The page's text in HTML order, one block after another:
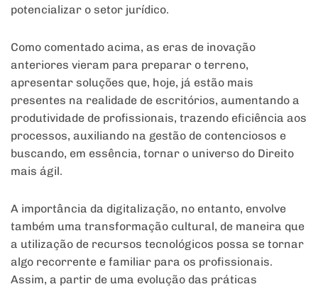
potencializar o setor jurídico.
Como comentado acima, as eras de inovação
anteriores vieram para preparar o terreno,
apresentar soluções que, hoje, já estão mais
presentes na realidade de escritórios, aumentando a
produtividade de profissionais, trazendo eficiência aos
processos, auxiliando na gestão de contenciosos e
buscando, em essência, tornar o universo do Direito
mais ágil.
A importância da digitalização, no entanto, envolve
também uma transformação cultural, de maneira que
a utilização de recursos tecnológicos possa se tornar
algo recorrente e familiar para os profissionais.
Assim, a partir de uma evolução das práticas